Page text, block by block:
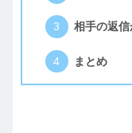
相手の返
まとめ